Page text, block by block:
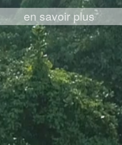
en savoir plus